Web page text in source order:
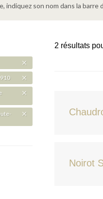
indiquez son nom dans la
2 résultats
Noirot